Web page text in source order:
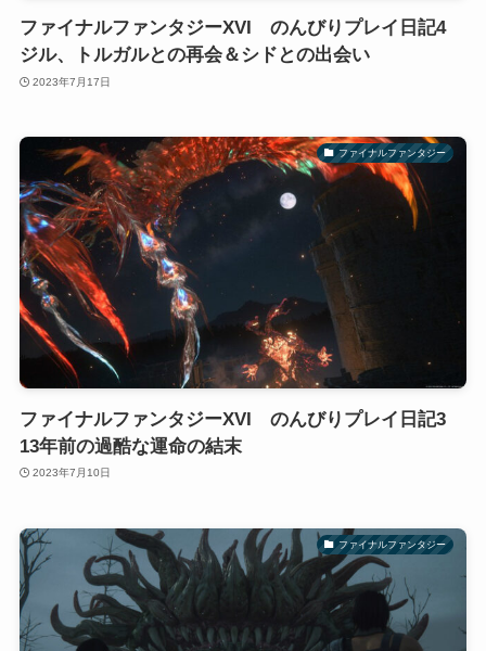
ファイナルファンタジーXVI のんびりプレイ日記4
ジル、トルガルとの再会＆シドとの出会い
2023年7月17日
ファイナルファンタジー
ファイナルファンタジーXVI のんびりプレイ日記3
13年前の過酷な運命の結末
2023年7月10日
ファイナルファンタジー